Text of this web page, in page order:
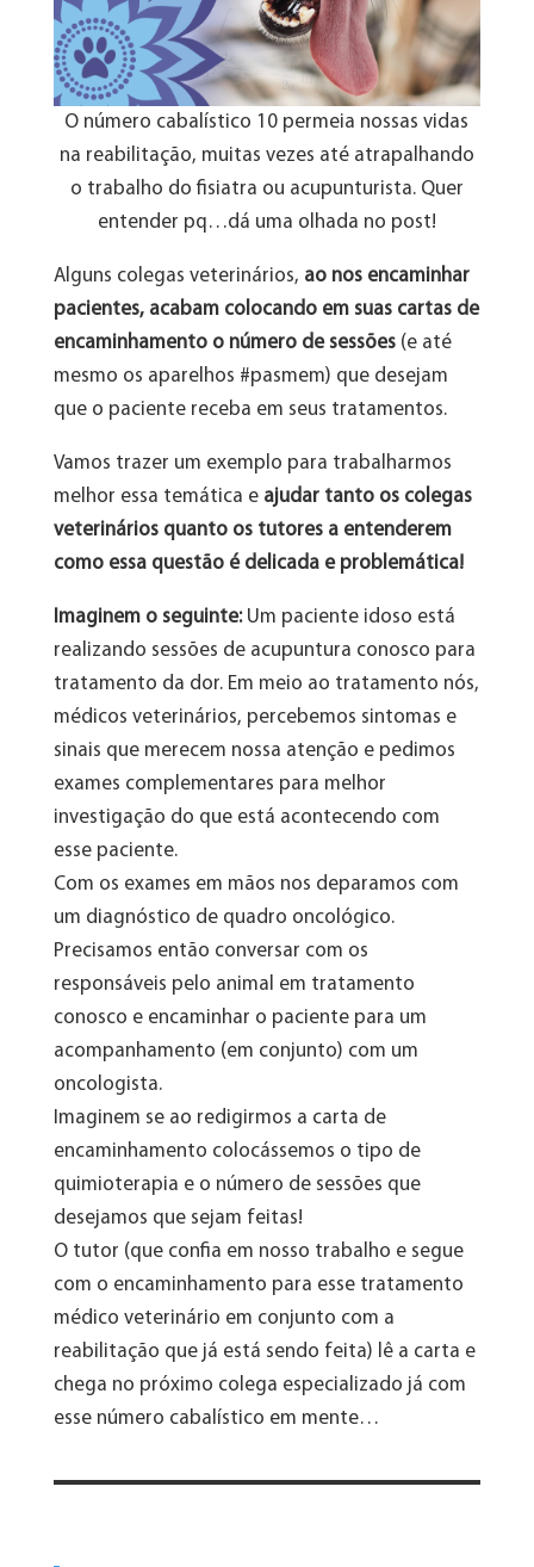
O número cabalístico 10 permeia nossas vidas
na reabilitação, muitas vezes até atrapalhando
o trabalho do fisiatra ou acupunturista. Quer
entender pq…dá uma olhada no post!
Alguns colegas veterinários, ao nos encaminhar
pacientes, acabam colocando em suas cartas de
encaminhamento o número de sessões(e até
mesmo os aparelhos #pasmem) que desejam
que o paciente receba em seus tratamentos.
Vamos trazer um exemplo para trabalharmos
melhor essa temática e ajudar tanto os colegas
veterinários quanto os tutores a entenderem
como essa questão é delicada e problemática!
Imaginem o seguinte:Um paciente idoso está
realizando sessões de acupuntura conosco para
tratamento da dor. Em meio ao tratamento nós,
médicos veterinários, percebemos sintomas e
sinais que merecem nossa atenção e pedimos
exames complementares para melhor
investigação do que está acontecendo com
esse paciente.
Com os exames em mãos nos deparamos com
um diagnóstico de quadro oncológico.
Precisamos então conversar com os
responsáveis pelo animal em tratamento
conosco e encaminhar o paciente para um
acompanhamento (em conjunto) com um
oncologista.
Imaginem se ao redigirmos a carta de
encaminhamento colocássemos o tipo de
quimioterapia e o número de sessões que
desejamos que sejam feitas!
O tutor (que confia em nosso trabalho e segue
com o encaminhamento para esse tratamento
médico veterinário em conjunto com a
reabilitação que já está sendo feita) lê a carta e
chega no próximo colega especializado já com
esse número cabalístico em mente…